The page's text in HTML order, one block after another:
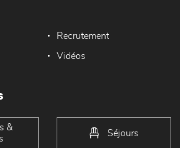
Recrutement
Vidéos
&
Séjours